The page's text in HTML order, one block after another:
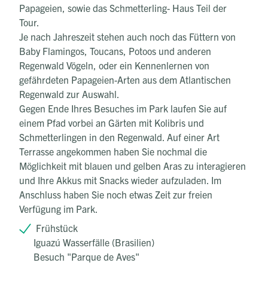
Papageien, sowie das Schmetterling- Haus Teil der
Tour.
Je nach Jahreszeit stehen auch noch das Füttern von
Baby Flamingos, Toucans, Potoos und anderen
Regenwald Vögeln, oder ein Kennenlernen von
gefährdeten Papageien-Arten aus dem Atlantischen
Regenwald zur Auswahl.
Gegen Ende Ihres Besuches im Park laufen Sie auf
einem Pfad vorbei an Gärten mit Kolibris und
Schmetterlingen in den Regenwald. Auf einer Art
Terrasse angekommen haben Sie nochmal die
Möglichkeit mit blauen und gelben Aras zu interagieren
und Ihre Akkus mit Snacks wieder aufzuladen. Im
Anschluss haben Sie noch etwas Zeit zur freien
Verfügung im Park.
Frühstück
Iguazú Wasserfälle (Brasilien)
Besuch "Parque de Aves"